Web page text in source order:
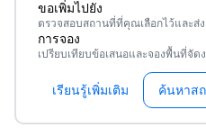
ขอเพิ่มไปยัง
ตรวจสอบสถานที่ที่คุณเลือกไว้และส่
การจอง
เปรียบเทียบข้อเสนอและจองพื้นที่จั
เรียนรู้เพิ่มเติม ค้นหาส